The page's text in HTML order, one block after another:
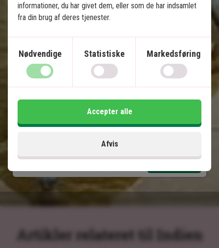
Privat, engelsktalende chauffør
Old Delhi og New Delhi
Ranthambore Nationalpark
Fatehpur Sikri
Taj Mahal
Agra Fort
Pris pr.
11.995kr. Læs mere
Artikler relateret til Indien
informationer, du har givet dem, eller som de har indsamlet
fra din brug af deres tjenester.
Nødvendige Statistiske Markedsføring
Afvis
Accepter alle